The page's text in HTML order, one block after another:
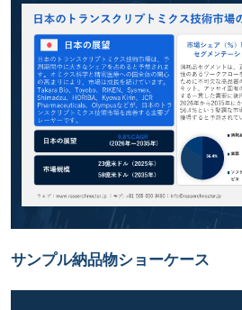
サンプル納品物ショーケース